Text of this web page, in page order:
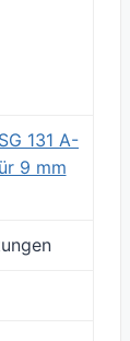
131 A-
9 mm